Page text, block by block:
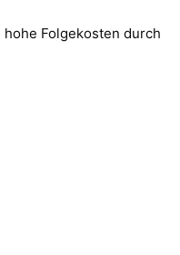
Folgekosten durch